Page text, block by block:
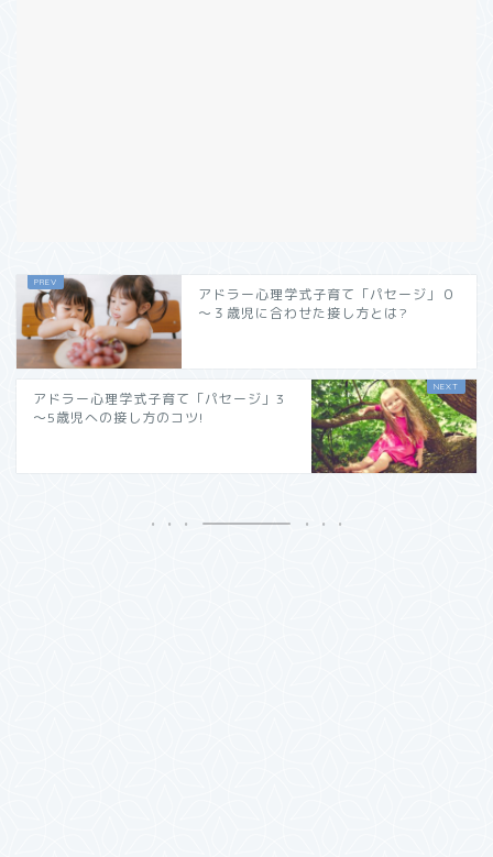
アドラー心理学式子育て「パセージ」０
～３歳児に合わせた接し方とは?
アドラー心理学式子育て「パセージ」3
～5歳児への接し方のコツ!